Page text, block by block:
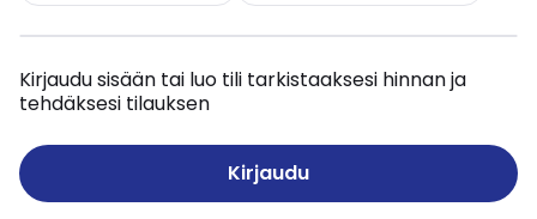
Kirjaudu sisään tai luo tili tarkistaaksesi hinnan ja
tehdäksesi tilauksen
Kirjaudu